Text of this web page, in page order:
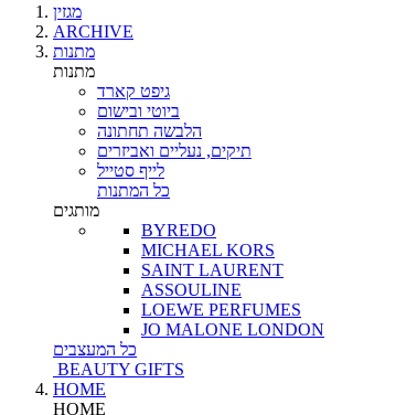
מגזין
ARCHIVE
מתנות
מתנות
גיפט קארד
ביוטי ובישום
הלבשה תחתונה
תיקים, נעליים ואביזרים
לייף סטייל
כל המתנות
מותגים
BYREDO
MICHAEL KORS
SAINT LAURENT
ASSOULINE
LOEWE PERFUMES
JO MALONE LONDON
כל המעצבים
BEAUTY GIFTS
HOME
HOME